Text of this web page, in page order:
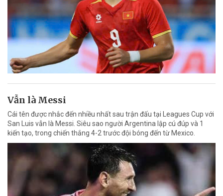
Vẫn là Messi
Cái tên được nhắc đến nhiều nhất sau trận đấu tại Leagues Cup với
San Luis vẫn là Messi. Siêu sao người Argentina lập cú đúp và 1
kiến tạo, trong chiến thắng 4-2 trước đội bóng đến từ Mexico.